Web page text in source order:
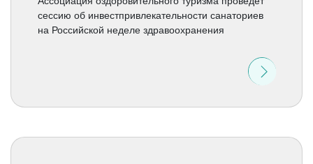
сессию об инвестпривлекательности санаториев
на Российской неделе здравоохранения